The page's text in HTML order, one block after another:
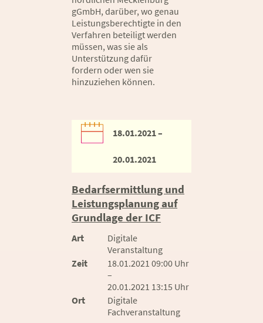
gGmbH, darüber, wo genau
Leistungsberechtigte in den
Verfahren beteiligt werden
müssen, was sie als
Unterstützung dafür
fordern oder wen sie
hinzuziehen können.
18.01.2021 –
20.01.2021
Bedarfsermittlung und
Leistungsplanung auf
Grundlage der ICF
Art
Digitale
Veranstaltung
Zeit
18.01.2021 09:00 Uhr
–
20.01.2021 13:15 Uhr
Ort
Digitale
Fachveranstaltung